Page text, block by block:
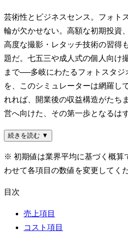
芸術性とビジネスセンス。フォト
輪が欠かせない。高額な初期投資
高度な撮影・レタッチ技術の習得
題だ。七五三や成人式の個人向け
まで──多岐にわたるフォトスタジ
を、このシミュレーターは網羅し
れれば、開業後の収益構造がたち
営へ向けた、その第一歩となるはず
続きを読む ▼
※ 初期値は業界平均に基づく概算
わせて各項目の数値を変更してく
目次
売上項目
コスト項目